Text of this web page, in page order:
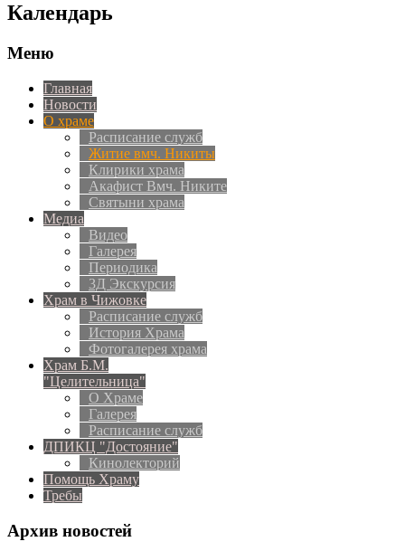
Календарь
Меню
Главная
Новости
О храме
Расписание служб
Житие вмч. Никиты
Клирики храма
Акафист Вмч. Никите
Святыни храма
Медиа
Видео
Галерея
Периодика
3Д Экскурсия
Храм в Чижовке
Расписание служб
История Храма
Фотогалерея храма
Храм Б.М.
"Целительница"
О Храме
Галерея
Расписание служб
ДПИКЦ "Достояние"
Кинолекторий
Помощь Храму
Требы
Архив новостей